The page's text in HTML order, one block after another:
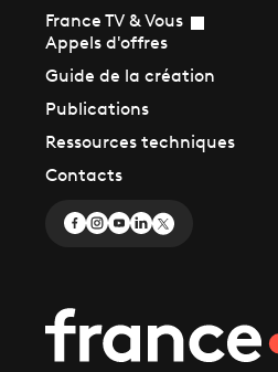
France TV & Vous
Appels d'offres
Guide de la création
Publications
Ressources techniques
Contacts